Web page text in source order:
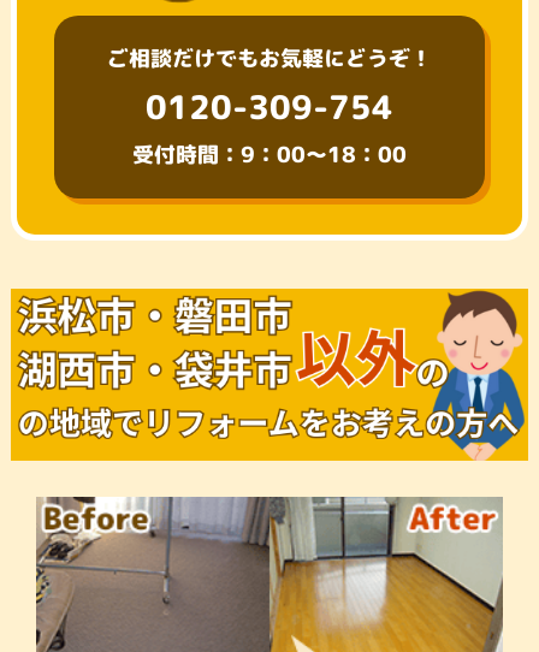
ご相談だけでもお気軽にどうぞ！
0120-309-754
受付時間：9：00～18：00